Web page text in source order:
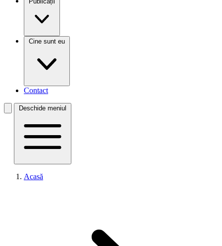
Cine sunt eu
Contact
Deschide meniul
Acasă